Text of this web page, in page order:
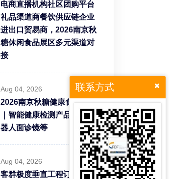
电商直播机构社区团购平台
礼品渠道商餐饮供应链企业
进出口贸易商，2026南京秋
糖休闲食品展区多元渠道对
接
Aug 04, 2026
2026南京秋糖健康食品专区
｜智能健康检测产品智能机
器人面诊镜等
Aug 04, 2026
客群极度垂直工程订单转化
联系方式